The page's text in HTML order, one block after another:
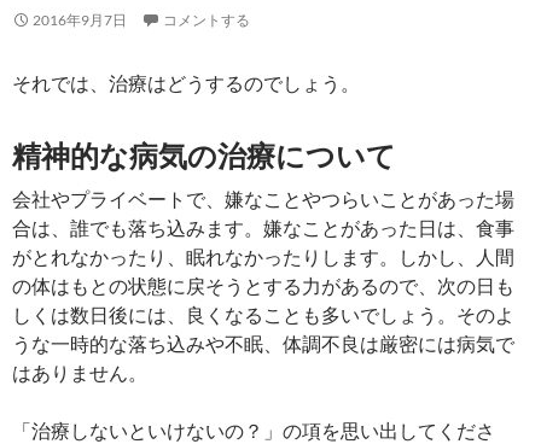
2016年9月7日 コメントする
それでは、治療はどうするのでしょう。
精神的な病気の治療について
会社やプライベートで、嫌なことやつらいことがあった場
合は、誰でも落ち込みます。嫌なことがあった日は、食事
がとれなかったり、眠れなかったりします。しかし、人間
の体はもとの状態に戻そうとする力があるので、次の日も
しくは数日後には、良くなることも多いでしょう。そのよ
うな一時的な落ち込みや不眠、体調不良は厳密には病気で
はありません。
「治療しないといけないの？」の項を思い出してくださ